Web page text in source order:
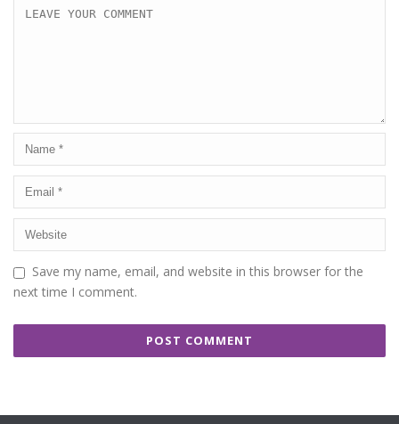
Save my name, email, and website in this browser for the
next time I comment.